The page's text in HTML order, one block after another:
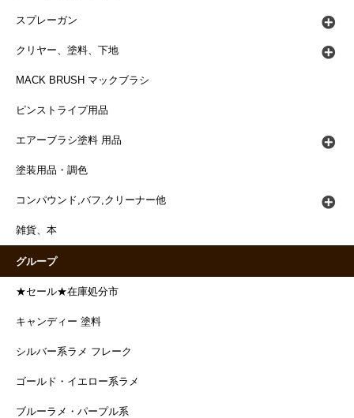
スプレーガン
クリヤー、塗料、下地
MACK BRUSH マックブラシ
ピンストライプ用品
エアーブラシ塗料 用品
塗装用品・調色
コンパウンド,バフ,クリーナー他
雑貨、本
グループ
★セール★在庫処分市
キャンディー 塗料
シルバー系ラメ フレーク
ゴールド・イエロー系ラメ
ブルーラメ・パープル系